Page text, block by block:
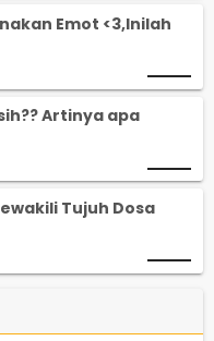
Emot <3,Inilah
Artinya apa
Tujuh Dosa